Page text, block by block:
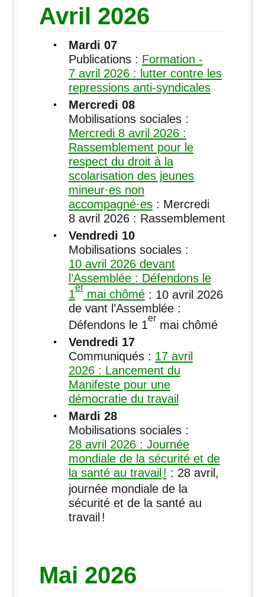
Avril 2026
Mardi 07
Publications : Formation -
7 avril 2026 : lutter contre les
repressions anti-syndicales
Mercredi 08
Mobilisations sociales :
Mercredi 8 avril 2026 :
Rassemblement pour le
respect du droit à la
scolarisation des jeunes
mineur·es non
accompagné·es: Mercredi
8 avril 2026 : Rassemblement
Vendredi 10
Mobilisations sociales :
10 avril 2026 devant
l’Assemblée : Défendons le
1
er
mai chômé: 10 avril 2026
de vant l’Assemblée :
Défendons le 1
er
mai chômé
Vendredi 17
Communiqués : 17 avril
2026 : Lancement du
Manifeste pour une
démocratie du travail
Mardi 28
Mobilisations sociales :
28 avril 2026 : Journée
mondiale de la sécurité et de
la santé au travail ! : 28 avril,
journée mondiale de la
sécurité et de la santé au
travail !
Mai 2026